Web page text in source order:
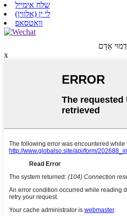
שלח אימייל
לי ין (אלווין)
וואטסאפ
דְמוּי אָדָם
x